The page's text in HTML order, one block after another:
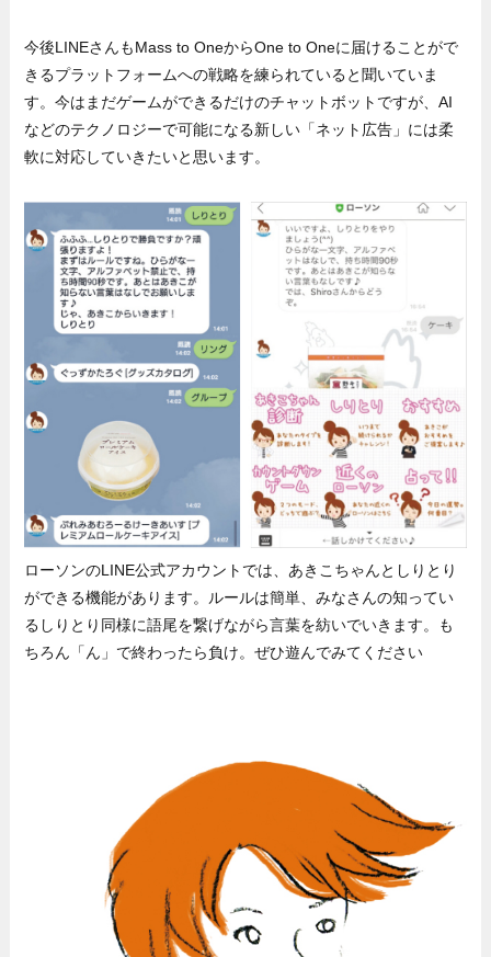
今後LINEさんもMass to OneからOne to Oneに届けることがで
きるプラットフォームへの戦略を練られていると聞いていま
す。今はまだゲームができるだけのチャットボットですが、AI
などのテクノロジーで可能になる新しい「ネット広告」には柔
軟に対応していきたいと思います。
ローソンのLINE公式アカウントでは、あきこちゃんとしりとり
ができる機能があります。ルールは簡単、みなさんの知ってい
るしりとり同様に語尾を繋げながら言葉を紡いでいきます。も
ちろん「ん」で終わったら負け。ぜひ遊んでみてください